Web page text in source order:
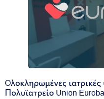
Oλοκληρωμένες
Πολυϊατρείο Union